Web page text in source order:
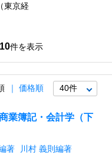
東京経
10件を表示
価格順
業簿記・会計学（下
著
川村 義則編著